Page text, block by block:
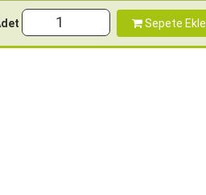
Sepete Ekle